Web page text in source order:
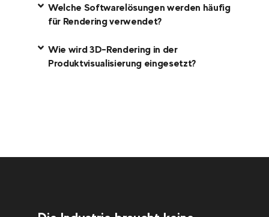
Welche Softwarelösungen werden häufig
für Rendering verwendet?
Wie wird 3D-Rendering in der
Produktvisualisierung eingesetzt?